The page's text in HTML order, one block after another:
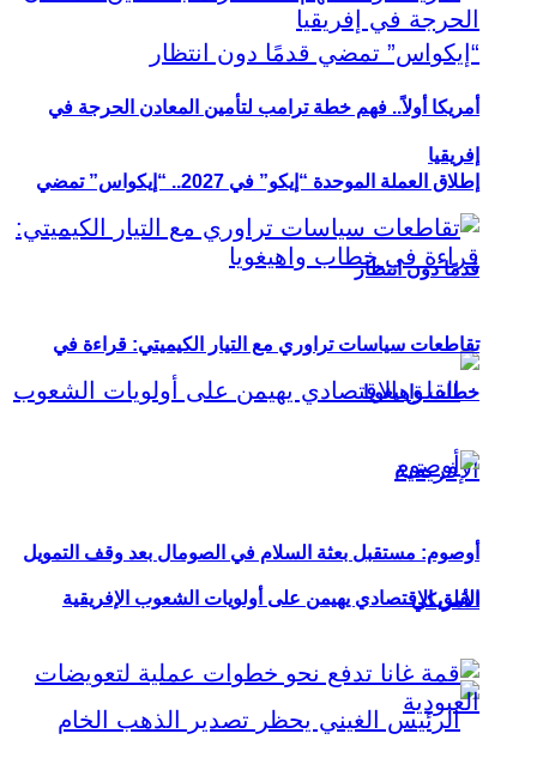
إطلاق العملة الموحدة “إيكو” في 2027.. “إيكواس” تمضي
قدمًا دون انتظار
القلق الاقتصادي يهيمن على أولويات الشعوب الإفريقية
أمريكا أولاً.. فهم خطة ترامب لتأمين المعادن الحرجة في
إفريقيا
تقاطعات سياسات تراوري مع التيار الكيميتي: قراءة في
خطاب واهيغويا
أوصوم: مستقبل بعثة السلام في الصومال بعد وقف التمويل
الأمريكي